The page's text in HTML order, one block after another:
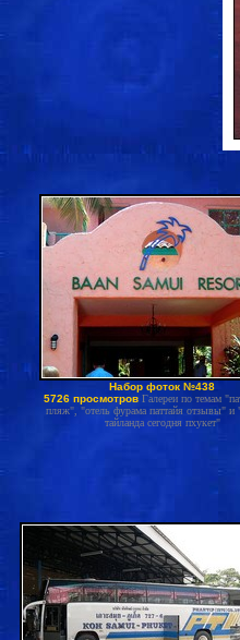
Набор фоток №438
5726 просмотров Галереи по темам
пляж", "отель фурама паттайя отзывы" и
тайланда сегодня пхукет"